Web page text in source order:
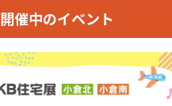
開催中のイベント